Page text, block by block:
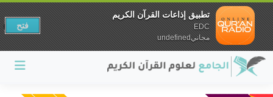
تطبيق إذاعات القرآن الكريم
EDC
مجانيundefined
فتح